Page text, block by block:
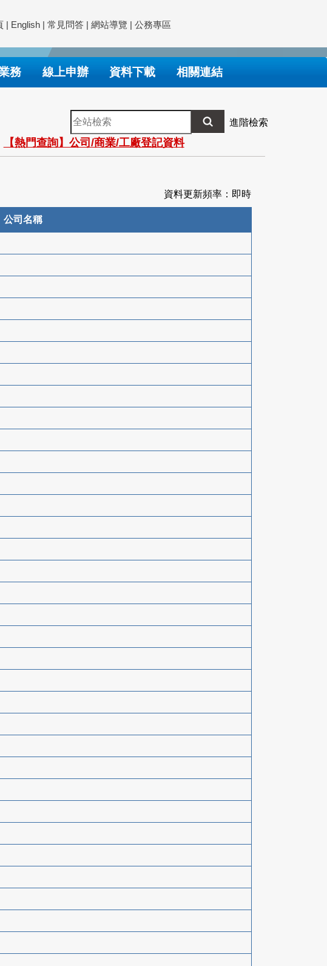
| English | 常見問答 | 網站導覽 | 公務專區
務 線上申辦 資料下載 相關連結
全
站
檢
索
進階檢索
【熱門查詢】公司/商業/工廠登記資料
資料更新頻率：即時
公司名稱